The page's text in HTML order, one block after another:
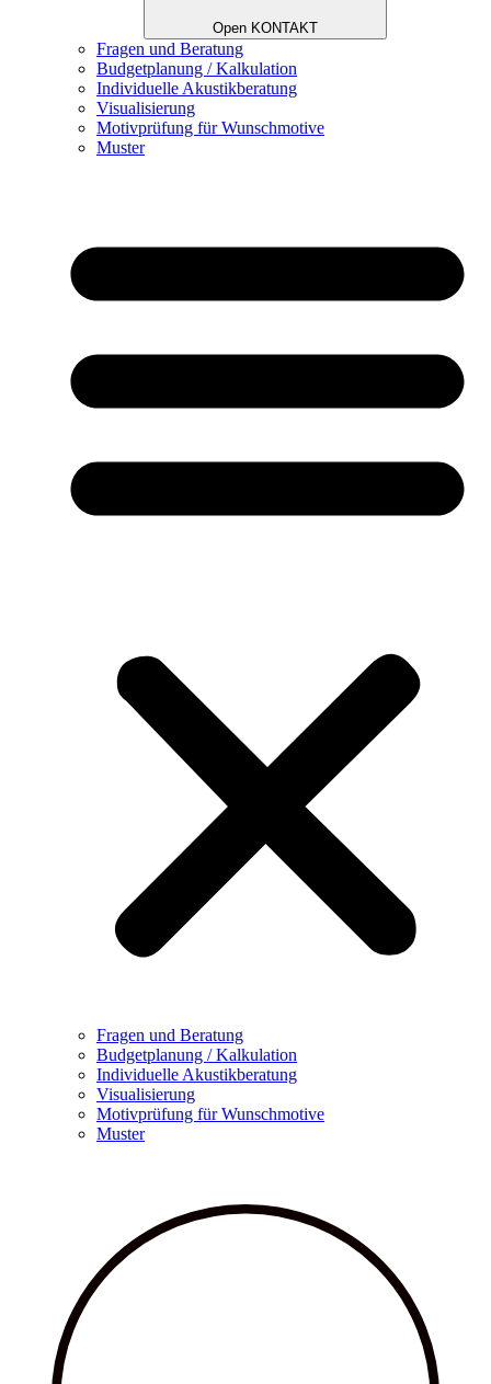
Open KONTAKT
Fragen und Beratung
Budgetplanung / Kalkulation
Individuelle Akustikberatung
Visualisierung
Motivprüfung für Wunschmotive
Muster
Fragen und Beratung
Budgetplanung / Kalkulation
Individuelle Akustikberatung
Visualisierung
Motivprüfung für Wunschmotive
Muster